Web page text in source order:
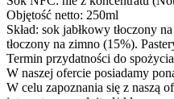
Objętość netto: 250ml
Skład: sok jabłkowy tłoczony
tłoczony na zimno (15%).
Termin przydatności do
W naszej ofercie posiadamy
W celu zapoznania się z naszą